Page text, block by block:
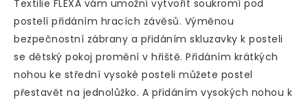
Textilie FLEXA vám umožní vytvořit soukromí pod
postelí přidáním hracích závěsů. Výměnou
bezpečnostní zábrany a přidáním skluzavky k posteli
se dětský pokoj promění v hřiště. Přidáním krátkých
nohou ke střední vysoké posteli můžete postel
přestavět na jednolůžko. A přidáním vysokých nohou k